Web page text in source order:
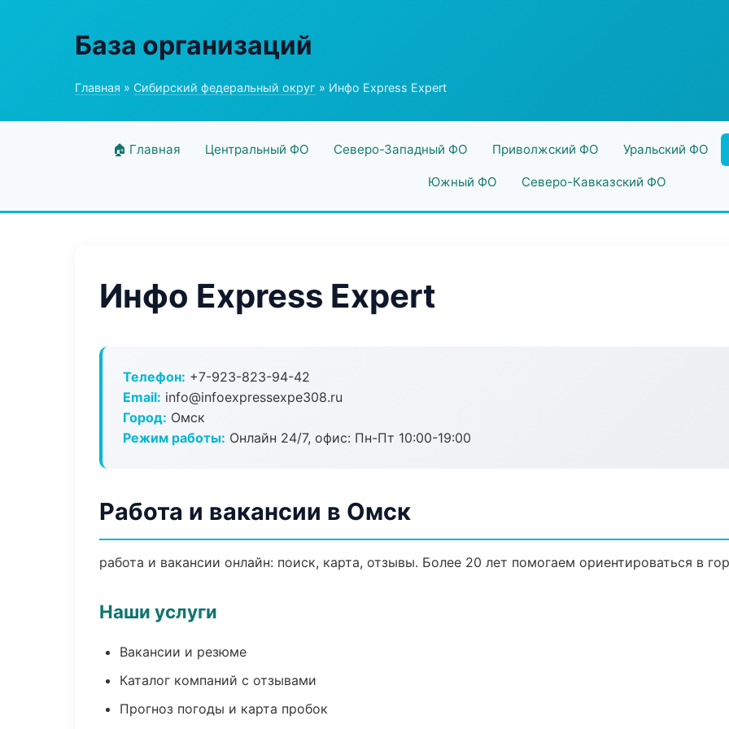
База организаций
Главная » Сибирский федеральный округ » Инфо Express Expert
🏠 Главная Центральный ФО Северо-Западный ФО Приволжский ФО Уральский ФО
Южный ФО Северо-Кавказский ФО
Инфо Express Expert
Телефон: +7-923-823-94-42
Email: info@infoexpressexpe308.ru
Город: Омск
Режим работы: Онлайн 24/7, офис: Пн-Пт 10:00-19:00
Работа и вакансии в Омск
работа и вакансии онлайн: поиск, карта, отзывы. Более 20 лет помогаем ориентироваться в
Наши услуги
Вакансии и резюме
Каталог компаний с отзывами
Прогноз погоды и карта пробок